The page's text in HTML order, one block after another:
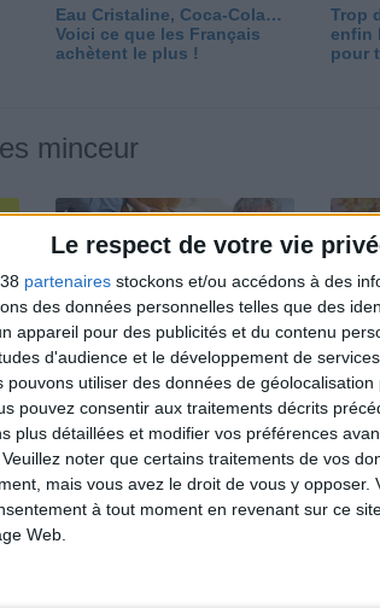
Le respect de votre vie
partenaires stockons et/ou accédons à des
des données personnelles telles que des
appareil pour des publicités et du contenu
d'audience et le développement de services.
pouvons utiliser des données de géolocalisation
pouvez consentir aux traitements décrits
plus détaillées et modifier vos préférences
Veuillez noter que certains traitements de vos
mais vous avez le droit de vous y opposer.
à tout moment en revenant sur ce
Web.
Eau Cristaline, Coca-Cola…
Voici ce que les Français
achètent le plus !
Trop
enfin
pour
minceur
Perdre 10 kg : ma méthode
est imparable
Et
Je